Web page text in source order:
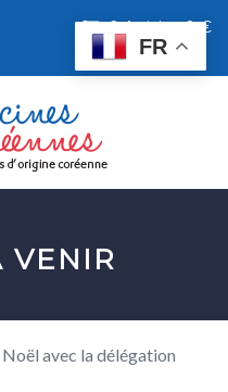
0 Article 0 €
VENIR
Noël avec la délégation
FR